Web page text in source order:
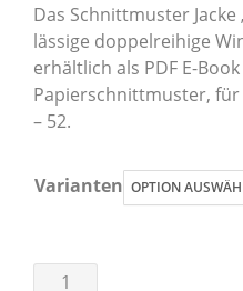
Das Schnittmuster Jacke
lässige doppelreihige
erhältlich als PDF E-
Papierschnittmuster,
– 52.
Varianten
Schnittmuster